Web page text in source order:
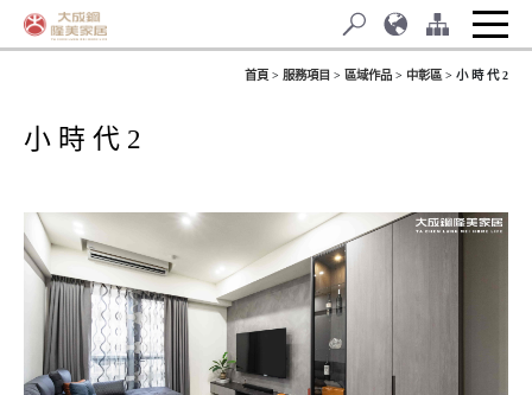
首頁 服務項目 區域作品 中彰區 小 時 代 2
小 時 代 2